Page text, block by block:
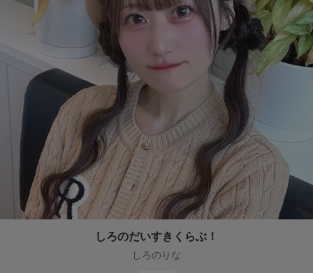
しろのだいすきくらぶ！
しろのりな